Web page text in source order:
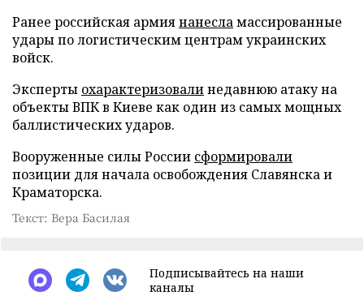
Ранее российская армиянанесламассированные
удары по логистическим центрам украинских
войск.
Эксперты охарактеризовалинедавнюю атаку на
объекты ВПК в Киеве как один из самых мощных
баллистических ударов.
Вооруженные силы России сформировали
позиции для начала освобождения Славянска и
Краматорска.
Текст: Вера Басилая
Подписывайтесь на наши
каналы